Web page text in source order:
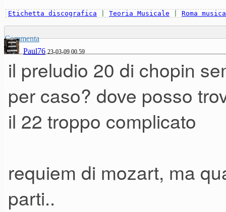
Etichetta discografica Teoria Musicale Roma musica
Commenta
Paul76 23-03-09 00.59
il preludio 20 di chopin
per caso? dove posso
il 22 troppo complicato
requiem di mozart, ma
parti..